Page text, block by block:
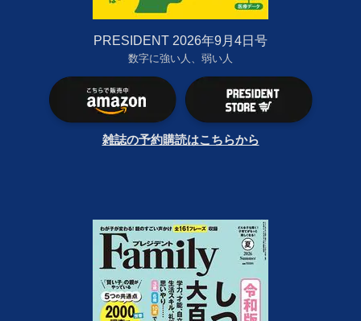
PRESIDENT 2026年9月4日号
数字に強い人、弱い人
雑誌の予約購読はこちらから